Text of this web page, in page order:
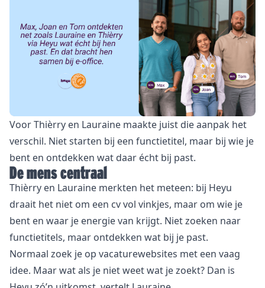
Voor Thièrry en Lauraine maakte juist die aanpak het
verschil. Niet starten bij een functietitel, maar bij wie je
bent en ontdekken wat daar écht bij past.
De mens centraal
Thièrry en Lauraine merkten het meteen: bij Heyu
draait het niet om een cv vol vinkjes, maar om wie je
bent en waar je energie van krijgt. Niet zoeken naar
functietitels, maar ontdekken wat bij je past.
Normaal zoek je op vacaturewebsites met een vaag
idee. Maar wat als je niet weet wat je zoekt? Dan is